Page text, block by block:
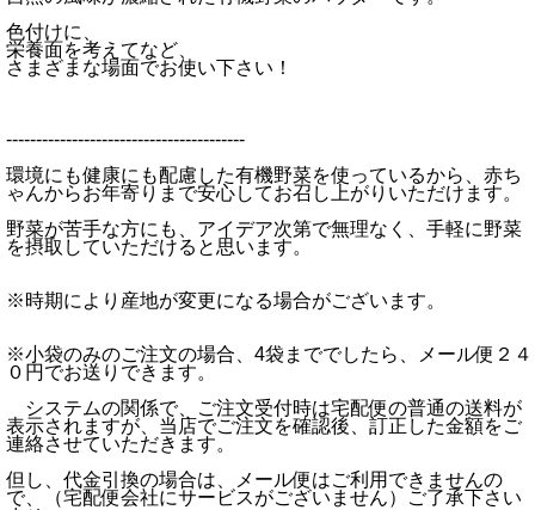
色付けに、
栄養面を考えてなど、
さまざまな場面でお使い下さい！
----------------------------------------
環境にも健康にも配慮した有機野菜を使っているから、赤ち
ゃんからお年寄りまで安心してお召し上がりいただけます。
野菜が苦手な方にも、アイデア次第で無理なく、手軽に野菜
を摂取していただけると思います。
※時期により産地が変更になる場合がございます。
※小袋のみのご注文の場合、4袋まででしたら、メール便２４
０円でお送りできます。
システムの関係で、ご注文受付時は宅配便の普通の送料が
表示されますが、当店でご注文を確認後、訂正した金額をご
連絡させていただきます。
但し、代金引換の場合は、メール便はご利用できませんの
で、（宅配便会社にサービスがございません）ご了承下さい